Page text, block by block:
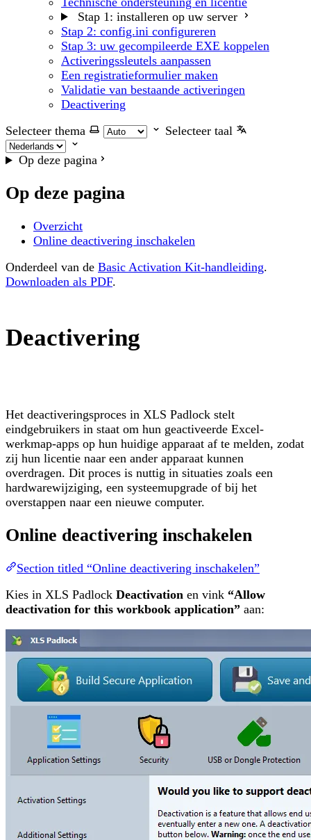
Stap 1: installeren op uw server
Stap 2: config.ini configureren
Stap 3: uw gecompileerde EXE koppelen
Activeringssleutels aanpassen
Een registratieformulier maken
Validatie van bestaande activeringen
Deactivering
Selecteer thema
Selecteer taal
Op deze pagina
Op deze pagina
Overzicht
Online deactivering inschakelen
Onderdeel van de Basic Activation Kit-handleiding.
Downloaden als PDF.
Deactivering
Het deactiveringsproces in XLS Padlock stelt
eindgebruikers in staat om hun geactiveerde Excel-
werkmap-apps op hun huidige apparaat af te melden, zodat
zij hun licentie naar een ander apparaat kunnen
overdragen. Dit proces is nuttig in situaties zoals een
hardwarewijziging, een systeemupgrade of bij het
overstappen naar een nieuwe computer.
Online deactivering inschakelen
Section titled “Online deactivering inschakelen”
Kies in XLS Padlock Deactivation en vink “Allow
deactivation for this workbook application” aan: